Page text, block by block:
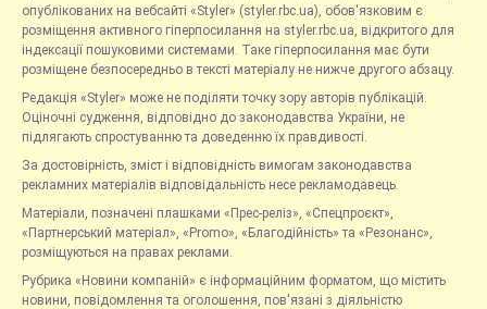
опублікованих на вебсайті «Styler» (styler.rbc.ua), обов'язковим є
розміщення активного гіперпосилання на styler.rbc.ua, відкритого для
індексації пошуковими системами. Таке гіперпосилання має бути
розміщене безпосередньо в тексті матеріалу не нижче другого абзацу.
Редакція «Styler» може не поділяти точку зору авторів публікацій.
Оціночні судження, відповідно до законодавства України, не
підлягають спростуванню та доведенню їх правдивості.
За достовірність, зміст і відповідність вимогам законодавства
рекламних матеріалів відповідальність несе рекламодавець.
Матеріали, позначені плашками «Прес-реліз», «Спецпроєкт»,
«Партнерський матеріал», «Promo», «Благодійність» та «Резонанс»,
розміщуються на правах реклами.
Рубрика «Новини компаній» є інформаційним форматом, що містить
новини, повідомлення та оголошення, пов'язані з діяльністю